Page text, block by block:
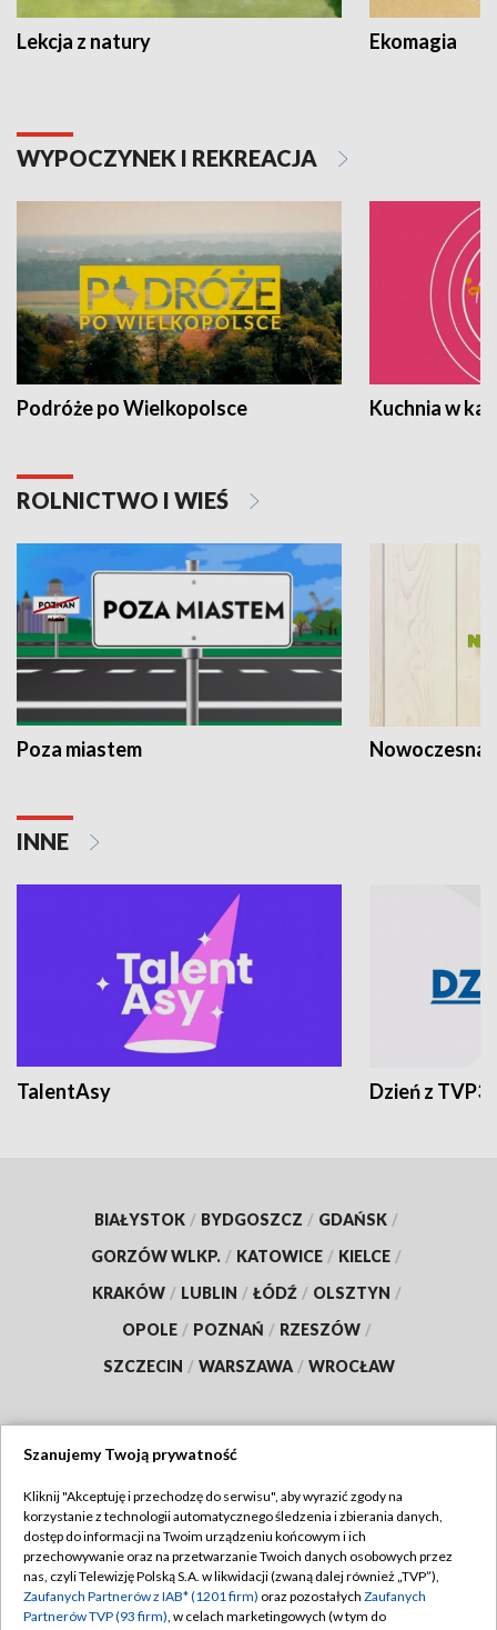
Lekcja z natury Ekomagia
WYPOCZYNEK I REKREACJA
Podróże po Wielkopolsce Kuchnia w
ROLNICTWO I WIEŚ
Poza miastem Nowoczesna
INNE
TalentAsy Dzień z TVP3
BIAŁYSTOK / BYDGOSZCZ / GDAŃSK /
GORZÓW WLKP. / KATOWICE / KIELCE /
KRAKÓW / LUBLIN / ŁÓDŹ / OLSZTYN /
OPOLE / POZNAŃ / RZESZÓW /
SZCZECIN / WARSZAWA / WROCŁAW
TVP
Abonament TVP
Emisja w TVP
Regulamin TVP
Polityka prywatności
Szanujemy Twoją prywatność
Kliknij "Akceptuję i przechodzę do serwisu", aby wyrazić zgody na
korzystanie z technologii automatycznego śledzenia i zbierania danych,
dostęp do informacji na Twoim urządzeniu końcowym i ich
przechowywanie oraz na przetwarzanie Twoich danych osobowych przez
nas, czyli Telewizję Polską S.A. w likwidacji (zwaną dalej również „TVP”),
Zaufanych Partnerów z IAB* (1201 firm) oraz pozostałych Zaufanych
Partnerów TVP (93 firm), w celach marketingowych (w tym do